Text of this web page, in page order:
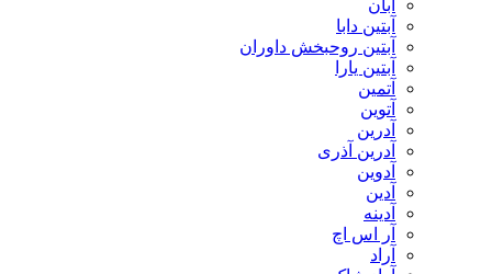
آبان
آبتین دابا
آبتین روحبخش داوران
آبتین یارا
آتمین
آتوین
آدرین
آدرین آذری
آدوین
آدین
آدینه
آر اس اچ
آراد